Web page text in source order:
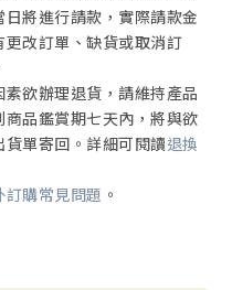
將進行請款，實際請款金
改訂單、缺貨或取消訂
欲辦理退貨，請維持產品
品鑑賞期七天內，將與欲
單寄回。詳細可閱讀退換
訂購常見問題 。